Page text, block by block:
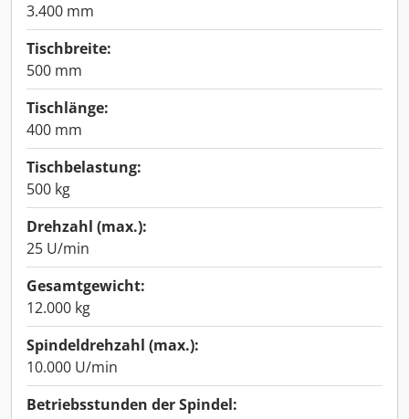
3.400 mm
Tischbreite:
500 mm
Tischlänge:
400 mm
Tischbelastung:
500 kg
Drehzahl (max.):
25 U/min
Gesamtgewicht:
12.000 kg
Spindeldrehzahl (max.):
10.000 U/min
Betriebsstunden der Spindel: